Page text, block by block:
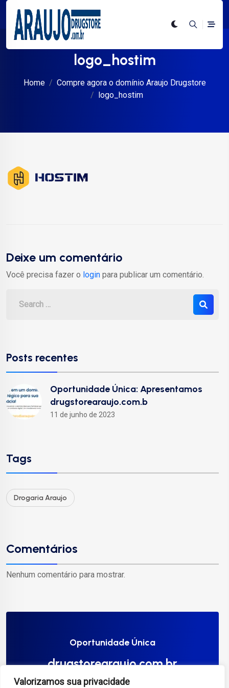
Valorizamos sua privacidade
logo_hostim
Home
Compre agora o domínio Araujo Drugstore
logo_hostim
Deixe um comentário
Você precisa fazer o login para publicar um comentário.
Posts recentes
Oportunidade Única: Apresentamos
drugstorearaujo.com.b
11 de junho de 2023
Tags
Drogaria Araujo
Comentários
Nenhum comentário para mostrar.
Oportunidade Única
drugstorearaujo.com.br